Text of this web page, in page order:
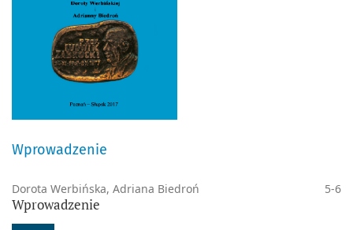
Wprowadzenie
Dorota Werbińska, Adriana Biedroń 5-6
Wprowadzenie